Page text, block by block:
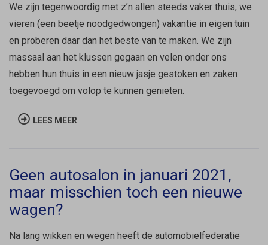
We zijn tegenwoordig met z’n allen steeds vaker thuis, we
vieren (een beetje noodgedwongen) vakantie in eigen tuin
en proberen daar dan het beste van te maken. We zijn
massaal aan het klussen gegaan en velen onder ons
hebben hun thuis in een nieuw jasje gestoken en zaken
toegevoegd om volop te kunnen genieten.
LEES MEER
Geen autosalon in januari 2021,
maar misschien toch een nieuwe
wagen?
Na lang wikken en wegen heeft de automobielfederatie